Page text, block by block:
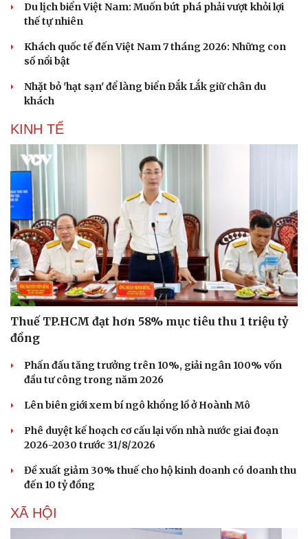
Du lịch biển Việt Nam: Muốn bứt phá phải vượt khỏi lợi
thế tự nhiên
Khách quốc tế đến Việt Nam 7 tháng 2026: Những con
số nổi bật
Nhặt bỏ 'hạt sạn' để làng biển Đắk Lắk giữ chân du
khách
KINH TẾ
Thuế TP.HCM đạt hơn 58% mục tiêu thu 1 triệu tỷ
đồng
Phấn đấu tăng trưởng trên 10%, giải ngân 100% vốn
đầu tư công trong năm 2026
Lên biên giới xem bí ngô khổng lồ ở Hoành Mô
Phê duyệt kế hoạch cơ cấu lại vốn nhà nước giai đoạn
2026-2030 trước 31/8/2026
Đề xuất giảm 30% thuế cho hộ kinh doanh có doanh thu
đến 10 tỷ đồng
XÃ HỘI